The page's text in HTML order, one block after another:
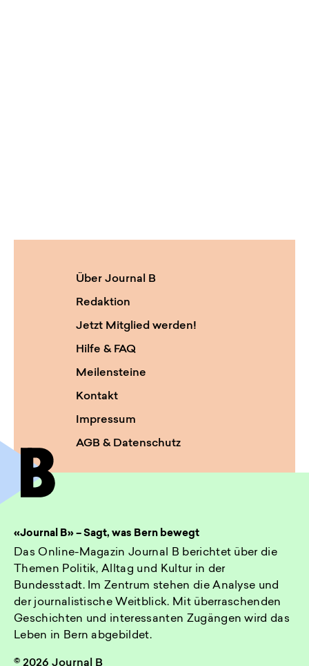
Über Journal B
Redaktion
Jetzt Mitglied werden!
Hilfe & FAQ
Meilensteine
Kontakt
Impressum
AGB & Datenschutz
«Journal B» – Sagt, was Bern bewegt
Das Online-Magazin Journal B berichtet über die
Themen Politik, Alltag und Kultur in der
Bundesstadt. Im Zentrum stehen die Analyse und
der journalistische Weitblick. Mit überraschenden
Geschichten und interessanten Zugängen wird das
Leben in Bern abgebildet.
© 2026 Journal B